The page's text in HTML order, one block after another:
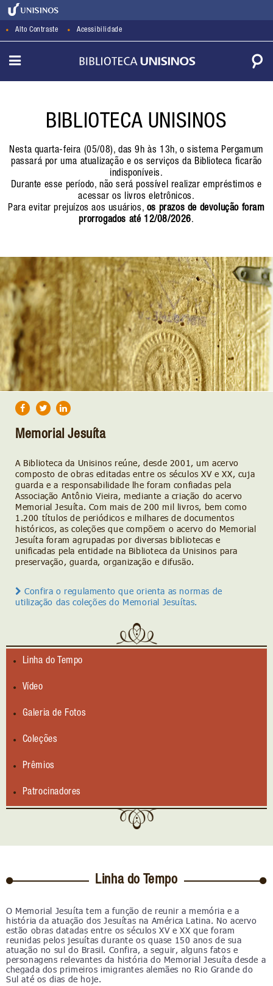
Alto Contraste Acessibilidade
BIBLIOTECA UNISINOS
Nesta quarta-feira (05/08), das 9h às 13h, o sistema Pergamum
passará por uma atualização e os serviços da Biblioteca ficarão
indisponíveis.
Durante esse período, não será possível realizar empréstimos e
acessar os livros eletrônicos.
Para evitar prejuízos aos usuários, os prazos de devolução foram
prorrogados até 12/08/2026.
Memorial Jesuíta
A Biblioteca da Unisinos reúne, desde 2001, um acervo
composto de obras editadas entre os séculos XV e XX, cuja
guarda e a responsabilidade lhe foram confiadas pela
Associação Antônio Vieira, mediante a criação do acervo
Memorial Jesuíta. Com mais de 200 mil livros, bem como
1.200 títulos de periódicos e milhares de documentos
históricos, as coleções que compõem o acervo do Memorial
Jesuíta foram agrupadas por diversas bibliotecas e
unificadas pela entidade na Biblioteca da Unisinos para
preservação, guarda, organização e difusão.
Confira o regulamento que orienta as normas de
utilização das coleções do Memorial Jesuítas.
Linha do Tempo
Vídeo
Galeria de Fotos
Coleções
Prêmios
Patrocinadores
Linha do Tempo
O Memorial Jesuíta tem a função de reunir a memória e a
história da atuação dos Jesuítas na América Latina. No acervo
estão obras datadas entre os séculos XV e XX que foram
reunidas pelos jesuítas durante os quase 150 anos de sua
atuação no sul do Brasil. Confira, a seguir, alguns fatos e
personagens relevantes da história do Memorial Jesuíta desde a
chegada dos primeiros imigrantes alemães no Rio Grande do
Sul até os dias de hoje.